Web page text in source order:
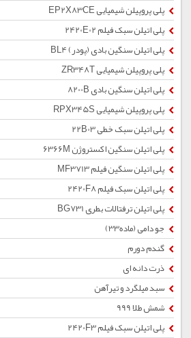
پلی پروپیلن شیمیایی EP2X83CE
پلی اتیلن سبک فیلم 2420E02
پلی اتیلن سنگین بادی (پودر) BL4
پلی پروپیلن شیمیایی ZR348T
پلی اتیلن سنگین بادی 8200B
پلی پروپیلن شیمیایی RPX345S
پلی اتیلن سبک خطی 22B03
پلی اتیلن سنگین اکستروژن 6366M
پلی اتیلن سنگین فیلم MF3713
پلی اتیلن سبک فیلم 2420F8
پلی اتیلن ترفتالات بطری BG731
جو دامی (ماده33)
گندم دورم
ذرت دانه ای
سبد میلگرد و تیرآهن
شمش طلا 999
پلی اتیلن سبک فیلم 2420F3